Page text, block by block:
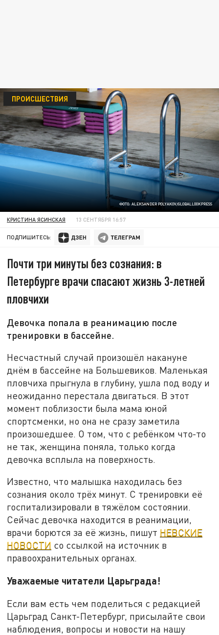
ФОТО: ALEKSANDER POLYAKOV/GLOBALLOOKPRESS
ПРОИСШЕСТВИЯ
КРИСТИНА ЯСИНСКАЯ 13 СЕНТЯБРЯ 16:57
ПОДПИШИТЕСЬ:
Почти три минуты без сознания: в
Петербурге врачи спасают жизнь 3-летней
пловчихи
Девочка попала в реанимацию после
тренировки в бассейне.
Несчастный случай произошёл накануне
днём в бассейне на Большевиков. Маленькая
пловчиха прыгнула в глубину, ушла под воду и
неожиданно перестала двигаться. В этот
момент поблизости была мама юной
спортсменки, но она не сразу заметила
произошедшее. О том, что с ребёнком что-то
не так, женщина поняла, только когда
девочка всплыла на поверхность.
Известно, что малышка находилась без
сознания около трёх минут. С тренировки её
госпитализировали в тяжёлом состоянии.
Сейчас девочка находится в реанимации,
врачи борются за её жизнь, пишут НЕВСКИЕ
НОВОСТИ со ссылкой на источник в
правоохранительных органах.
Уважаемые читатели Царьграда!
Если вам есть чем поделиться с редакцией
Царьград Санкт-Петербург, присылайте свои
наблюдения, вопросы и новости на нашу